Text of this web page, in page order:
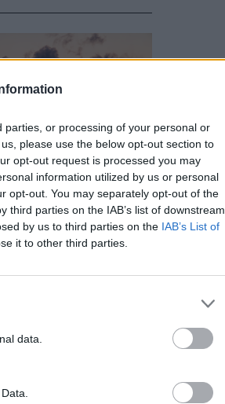
or processing of your personal or
please use the below opt-out section to
opt-out request is processed you may
information utilized by us or personal
opt-out. You may separately opt-out of the
parties on the IAB’s list of downstream
by us to third parties on the IAB’s List of
it to other third parties.
data.